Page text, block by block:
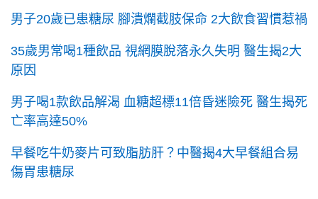
男子20歲已患糖尿 腳潰爛截肢保命 2大飲食習慣惹禍
35歲男常喝1種飲品 視網膜脫落永久失明 醫生揭2大
原因
男子喝1款飲品解渴 血糖超標11倍昏迷險死 醫生揭死
亡率高達50%
早餐吃牛奶麥片可致脂肪肝？中醫揭4大早餐組合易
傷胃患糖尿